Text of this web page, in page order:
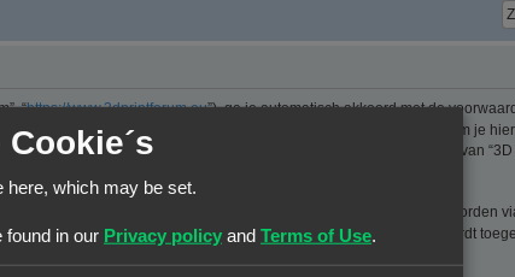
“https://www.3dprintforum.eu”), ga je automatisch akkoord met de
voorwaarden op ieder moment te wijzigen en zullen ons best doen om je
niet akkoord met deze wijzigingen, maak dan niet langer gebruik van
General Public License v2” (hierna “GPL”) en kan gedownload worden
mogelijk. phpBB Limited is niet verantwoordelijk voor wat wordt
here, which may be set.
found in our Privacy policy and Terms of Use.